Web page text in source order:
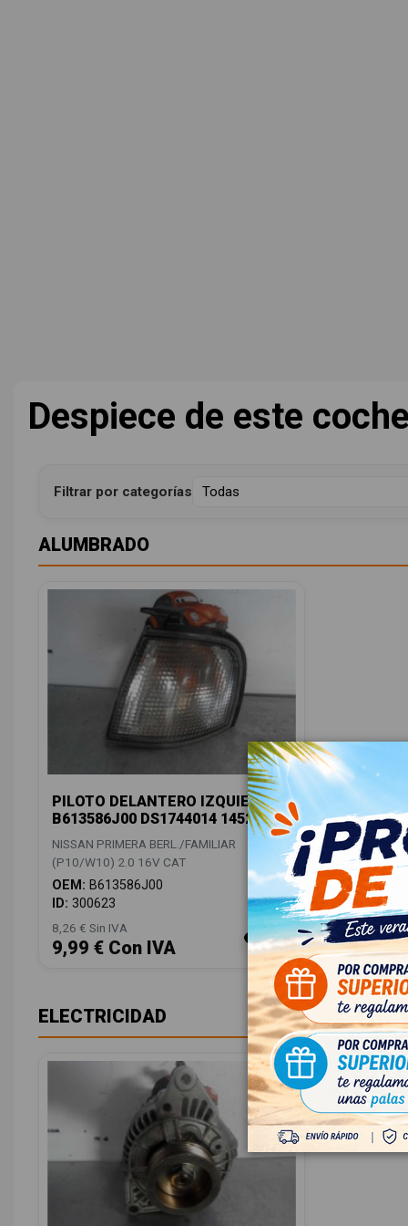
Despiece de este
Filtrar por categorías
ALUMBRADO
PILOTO DELANTERO IZQUIERDO
B613586J00 DS1744014 14521061
NISSAN PRIMERA BERL./FAMILIAR
(P10/W10) 2.0 16V CAT
OEM: B613586J00
ID: 300623
8,26 € Sin IVA
9,99 € Con IVA
ELECTRICIDAD